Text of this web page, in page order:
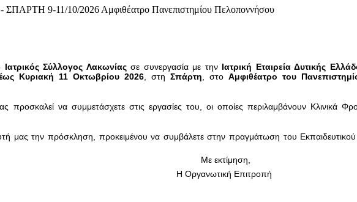
- ΣΠΑΡΤΗ 9-11/10/2026 Αμφιθέατρο Πανεπιστημίου Πελοποννήσου
Ιατρικός Σύλλογος Λακωνίαςσε συνεργασία με την Ιατρική Εταιρεία Δυτικής
Κυριακή 11 Οκτωβρίου 2026 , στη Σπάρτη , στο Αμφιθέατρο του
να συμμετάσχετε στις εργασίες του, οι οποίες περιλαμβάνουν Κλινικά
μας την πρόσκληση, προκειμένου να συμβάλετε στην πραγμάτωση του
Με εκτίμηση,
Η Οργανωτική Επιτροπή